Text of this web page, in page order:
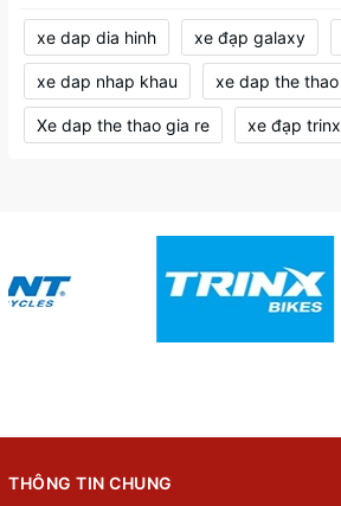
xe dap dia hinh xe đạp galaxy
xe dap nhap khau xe dap the thao
Xe dap the thao gia re xe đạp trinx
THÔNG TIN CHUNG